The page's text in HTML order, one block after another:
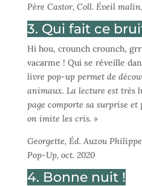
Père Castor, Coll. Éveil
3. Qui fait ce
Hi hou, crounch crounch,
vacarme ! Qui se réveille
livre pop-up permet de
animaux. La lecture est très
page comporte sa surprise et
on imite les cris. »
Georgette, Éd. Auzou
Pop-Up, oct. 2020
4. Bonne nuit !